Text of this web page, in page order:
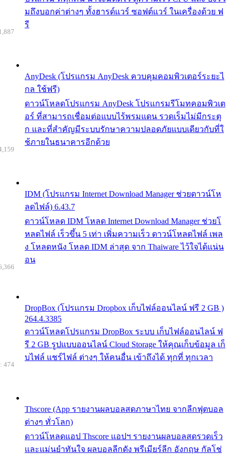
มถึงบอกค่าต่างๆ ทั้งฮารด์แวร์ ซอฟต์แวร์ ในเครื่องด้วย ฟ
รี
AnyDesk (โปรแกรม AnyDesk ควบคุมคอมพิวเตอร์ระยะไ
กล ใช้ฟรี)
ดาวน์โหลดโปรแกรม AnyDesk โปรแกรมรีโมทคอมพิวเต
อร์ ที่สามารถเชื่อมต่อแบบไร้พรมแดน รวดเร็มไม่มีกระตุ
ก และที่สำคัญมีระบบรักษาความปลอดภัยแบบเดียวกับที่ใ
ช้ภายในธนาคารอีกด้วย
IDM (โปรแกรม Internet Download Manager ช่วยดาวน์โห
ลดไฟล์) 6.43.7
ดาวน์โหลด IDM โหลด Internet Download Manager ช่วยโ
หลดไฟล์ เร็วขึ้น 5 เท่า เพิ่มความเร็ว ดาวน์โหลดไฟล์ เพล
ง โหลดหนัง โหลด IDM ล่าสุด จาก Thaiware ไว้ใจได้แน่น
อน
DropBox (โปรแกรม Dropbox เก็บไฟล์ออนไลน์ ฟรี 2 GB )
264.4.3385
ดาวน์โหลดโปรแกรม DropBox ระบบ เก็บไฟล์ออนไลน์ ฟ
รี 2 GB รูปแบบออนไลน์ Cloud Storage ให้คุณเก็บข้อมูล เก็
บไฟล์ แชร์ไฟล์ ต่างๆ ให้คนอื่น เข้าถึงได้ ทุกที่ ทุกเวลา
Thscore (App รายงานผลบอลสดภาษาไทย จากลีกฟุตบอล
ต่างๆ ทั่วโลก)
ดาวน์โหลดแอป Thscore แอปฯ รายงานผลบอลสดรวดเร็ว
และแม่นยำทันใจ ผลบอลลีกดัง พรีเมียร์ลีก อังกฤษ กัลโช่
474